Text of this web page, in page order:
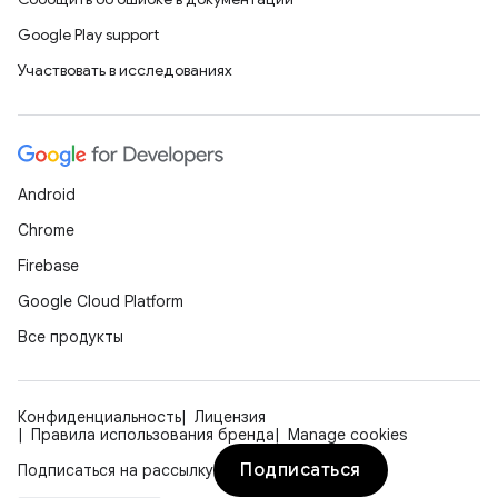
Google Play support
Участвовать в исследованиях
Android
Chrome
Firebase
Google Cloud Platform
Все продукты
Конфиденциальность
Лицензия
Правила использования бренда
Manage cookies
Подписаться на рассылку
Подписаться